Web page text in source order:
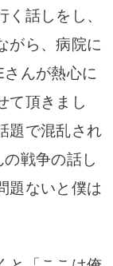
話しをし、
がら、病院に
んが熱心に
て頂きまし
題で混乱され
戦争の話し
題ないと僕は